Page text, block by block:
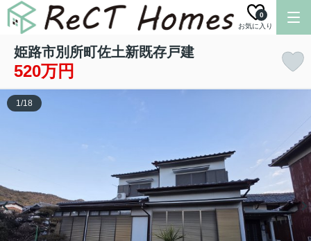
お気に入り
0
姫路市別所町佐土新既存戸建
520万円
1/18